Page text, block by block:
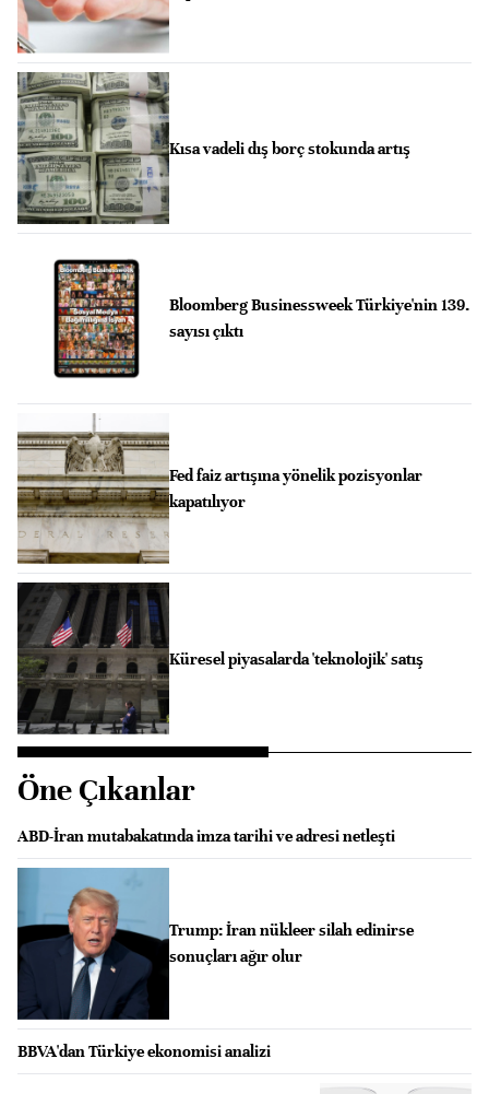
Kısa vadeli dış borç stokunda artış
Bloomberg Businessweek Türkiye'nin 139.
sayısı çıktı
Fed faiz artışına yönelik pozisyonlar
kapatılıyor
Küresel piyasalarda 'teknolojik' satış
Öne Çıkanlar
ABD-İran mutabakatında imza tarihi ve adresi netleşti
Trump: İran nükleer silah edinirse
sonuçları ağır olur
BBVA'dan Türkiye ekonomisi analizi